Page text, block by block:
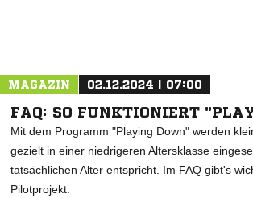
MAGAZIN 02.12.2024 | 07:00
FAQ: SO FUNKTIONIERT
Mit dem Programm "Playing Down" werden
gezielt in einer niedrigeren Altersklasse
tatsächlichen Alter entspricht. Im FAQ gibt's
Pilotprojekt.